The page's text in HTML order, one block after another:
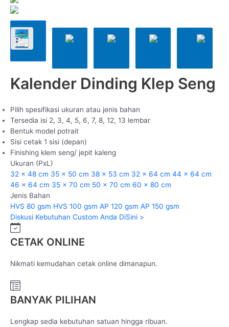
Kalender Dinding Klep Seng
Pilih spesifikasi ukuran atau jenis bahan
Tersedia isi 2, 3, 4, 5, 6, 7, 8, 12, 13 lembar
Bentuk model potrait
Sisi cetak 1 sisi (depan)
Finishing klem seng/ jepit kaleng
Ukuran (PxL)
32 x 48 cm 35 x 50 cm 38 x 53 cm 32 x 64 cm 44 x 64 cm
46 x 64 cm 35 x 70 cm 50 x 70 cm 60 x 80 cm
Jenis Bahan
HVS 80 gsm HVS 100 gsm AP 120 gsm AP 150 gsm
Diskusi Kebutuhan Custom Anda DiSini >
CETAK ONLINE
Nikmati kemudahan cetak online dimanapun.
BANYAK PILIHAN
Lengkap sedia kebutuhan satuan hingga ribuan.